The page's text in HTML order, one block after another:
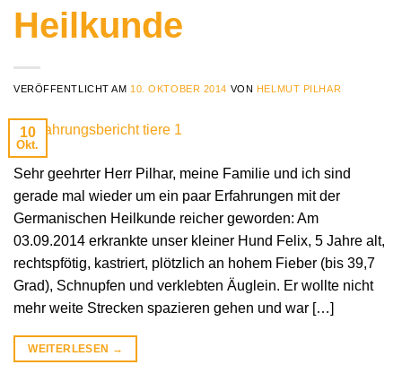
Heilkunde
VERÖFFENTLICHT AM 10. OKTOBER 2014 VON HELMUT PILHAR
10
Okt.
Sehr geehrter Herr Pilhar, meine Familie und ich sind
gerade mal wieder um ein paar Erfahrungen mit der
Germanischen Heilkunde reicher geworden: Am
03.09.2014 erkrankte unser kleiner Hund Felix, 5 Jahre alt,
rechtspfötig, kastriert, plötzlich an hohem Fieber (bis 39,7
Grad), Schnupfen und verklebten Äuglein. Er wollte nicht
mehr weite Strecken spazieren gehen und war […]
WEITERLESEN →